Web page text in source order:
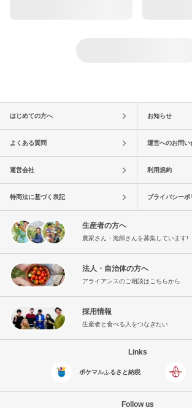
はじめての方へ お知らせ
よくある質問 運営へのお問い
運営会社 利用規約
特商法に基づく表記 プライバシーポ
生産者の方へ
農家さん・漁師さんを募集しています!
法人・自治体の方へ
アライアンスのご相談はこちらから
採用情報
生産者と食べる人をつなぎたい
Links
ポケマルふるさと納税
Follow us